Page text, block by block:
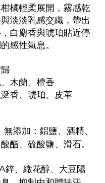
橘輕柔展開，霧感乾
淡淡乳感交織，帶出
白麝香與琥珀貼近停
感性氣息。
木蘭、檀香
香、琥珀、皮革
添加：鋁鹽、酒精、
酯、硫酸鹽、滑石。
、繖花醇、大豆陽